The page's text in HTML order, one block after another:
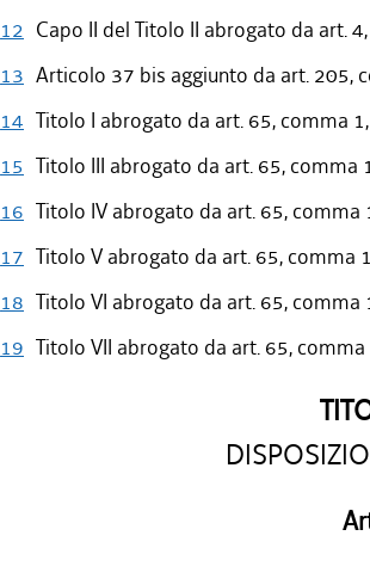
12 Capo II del Titolo II abrogato da art.
13 Articolo 37 bis aggiunto da art. 205,
14 Titolo I abrogato da art. 65, comma
15 Titolo III abrogato da art. 65, comma
16 Titolo IV abrogato da art. 65, comma
17 Titolo V abrogato da art. 65, comma
18 Titolo VI abrogato da art. 65, comma
19 Titolo VII abrogato da art. 65,